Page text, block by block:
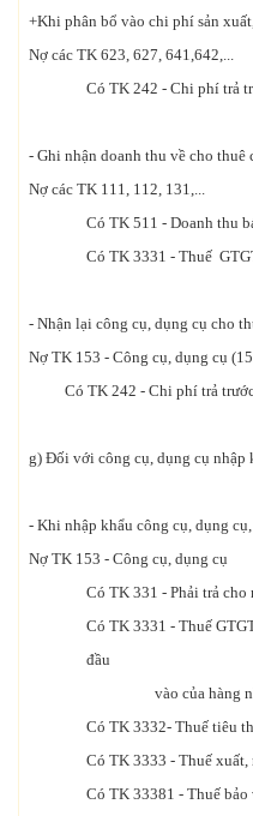
+Khi phân bổ vào chi phí sản
Nợ các TK 623, 627, 641,642,...
Có TK 242 - Chi phí trả
- Ghi nhận doanh thu về cho thuê
Nợ các TK 111, 112, 131,...
Có TK 511 - Doanh thu
Có TK 3331 - Thuế
- Nhận lại công cụ, dụng cụ cho
Nợ TK 153 - Công cụ, dụng cụ
Có TK 242 - Chi phí trả trước
g) Đối với công cụ, dụng cụ nhập
- Khi nhập khẩu công cụ, dụng
Nợ TK 153 - Công cụ, dụng cụ
Có TK 331 - Phải trả cho
Có TK 3331 - Thuế
đầu
vào của hàng nhập
Có TK 3332- Thuế tiêu
Có TK 3333 - Thuế
Có TK 33381 - Thuế bảo